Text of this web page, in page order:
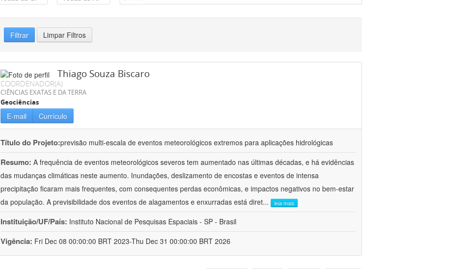
Filtrar Limpar Filtros
Thiago Souza Biscaro
COORDENADOR(A)
CIÊNCIAS EXATAS E DA TERRA
Geociências
E-mail Currículo
Título do Projeto:previsão multi-escala de eventos meteorológicos extremos para aplicações hidrológicas
Resumo: A frequência de eventos meteorológicos severos tem aumentado nas últimas décadas, e há evidências
das mudanças climáticas neste aumento. Inundações, deslizamento de encostas e eventos de intensa
precipitação ficaram mais frequentes, com consequentes perdas econômicas, e impactos negativos no bem-estar
da população. A previsibilidade dos eventos de alagamentos e enxurradas está diret... leia mais
Instituição/UF/País: Instituto Nacional de Pesquisas Espaciais - SP - Brasil
Vigência: Fri Dec 08 00:00:00 BRT 2023-Thu Dec 31 00:00:00 BRT 2026